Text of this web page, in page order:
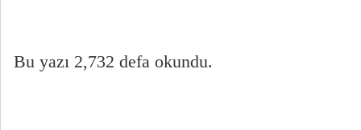
Bu yazı 2,732 defa okundu.